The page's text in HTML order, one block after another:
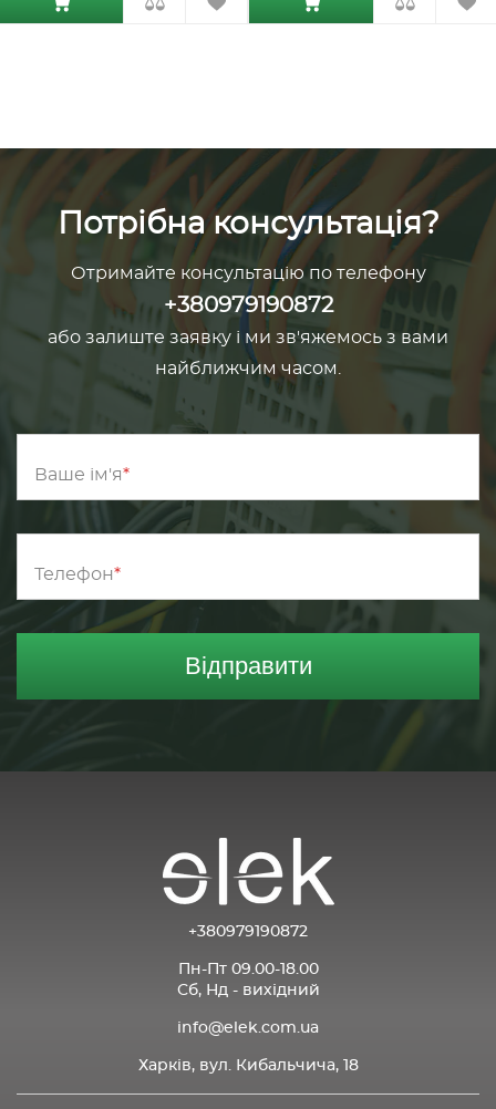
Потрібна консультація?
Отримайте консультацію по телефону
+380979190872
або залиште заявку і ми зв'яжемось з вами
найближчим часом.
Ваше ім'я
Телефон
Відправити
+380979190872
Пн-Пт 09.00-18.00
Сб, Нд - вихідний
info@elek.com.ua
Харків, вул. Кибальчича, 18